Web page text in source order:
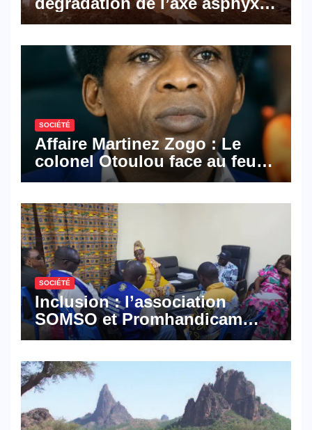
les activités économiques
SOCIÉTÉ
Affaire Martinez Zogo : Le
colonel Otoulou face au feu
croisé des avocats de la
SOCIÉTÉ
Inclusion : l’association
SOMSO et Promhandicam
militent en faveur d’une
hôtellerie-restauration